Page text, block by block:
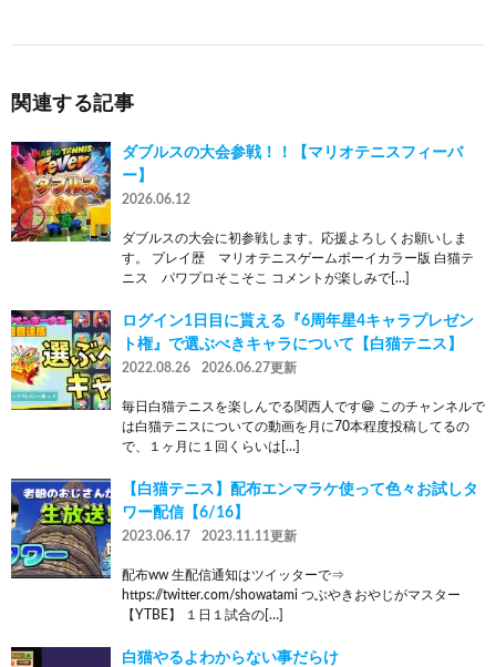
関連する記事
ダブルスの大会参戦！！【マリオテニスフィーバ
ー】
2026.06.12
ダブルスの大会に初参戦します。応援よろしくお願いしま
す。 プレイ歴 マリオテニスゲームボーイカラー版 白猫テ
ニス パワプロそこそこ コメントが楽しみで[…]
ログイン1日目に貰える『6周年星4キャラプレゼン
ト権』で選ぶべきキャラについて【白猫テニス】
2022.08.26 2026.06.27更新
毎日白猫テニスを楽しんでる関西人です😁 このチャンネルで
は白猫テニスについての動画を月に70本程度投稿してるの
で、１ヶ月に１回くらいは[…]
【白猫テニス】配布エンマラケ使って色々お試しタ
ワー配信【6/16】
2023.06.17 2023.11.11更新
配布ww 生配信通知はツイッターで⇒
https://twitter.com/showatami つぶやきおやじがマスター
【YTBE】 １日１試合の[…]
白猫やるよわからない事だらけ